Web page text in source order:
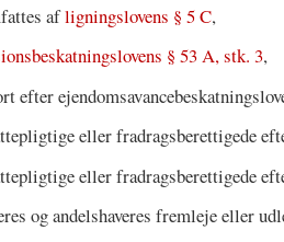
afligningslovens § 5 C,
§ 53 A, stk. 3,
efter
eller fradragsberettigede
eller fradragsberettigede
og andelshaveres fremleje eller